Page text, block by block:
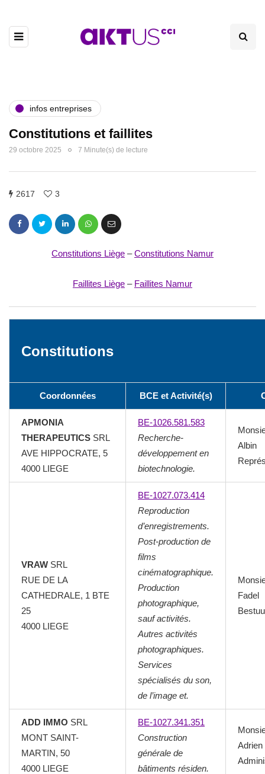
infos entreprises
Constitutions et faillites
29 octobre 2025 7 Minute(s) de lecture
2617 3
Constitutions Liège –Constitutions Namur
Faillites Liège – Faillites Namur
Constitutions
Coordonnées BCE et Activité(s)
APMONIA
THERAPEUTICS SRL
AVE HIPPOCRATE, 5
4000 LIEGE
BE-1026.581.583
Recherche-
développement en
biotechnologie.
Albin
VRAW SRL
RUE DE LA
CATHEDRALE, 1 BTE
25
4000 LIEGE
BE-1027.073.414
Reproduction
d’enregistrements.
Post-production de
films
cinématographique.
Production
photographique,
sauf activités.
Autres activités
photographiques.
Services
spécialisés du son,
de l’image et.
Fadel
ADD IMMO SRL
MONT SAINT-
MARTIN, 50
4000 LIEGE
BE-1027.341.351
Construction
générale de
bâtiments résiden.
Adrien